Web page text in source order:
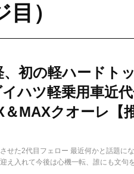
）
初の軽ハードト
ハツ軽乗用車近代
MAXクオーレ【
せた2代目フェロー 最近何かと話題に
え入れて今後は心機一転、誰にも文句